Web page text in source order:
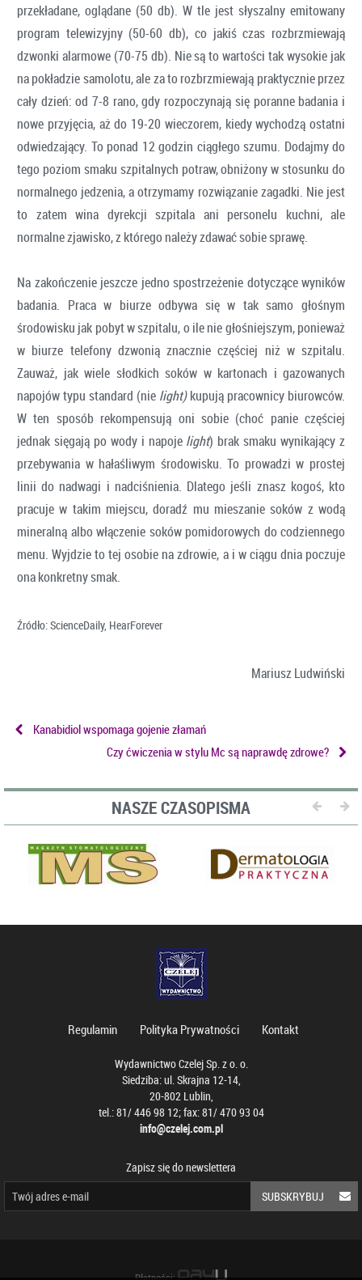
przekładane, oglądane (50 db). W tle jest słyszalny emitowany
program telewizyjny (50-60 db), co jakiś czas rozbrzmiewają
dzwonki alarmowe (70-75 db). Nie są to wartości tak wysokie jak
na pokładzie samolotu, ale za to rozbrzmiewają praktycznie przez
cały dzień: od 7-8 rano, gdy rozpoczynają się poranne badania i
nowe przyjęcia, aż do 19-20 wieczorem, kiedy wychodzą ostatni
odwiedzający. To ponad 12 godzin ciągłego szumu. Dodajmy do
tego poziom smaku szpitalnych potraw, obniżony w stosunku do
normalnego jedzenia, a otrzymamy rozwiązanie zagadki. Nie jest
to zatem wina dyrekcji szpitala ani personelu kuchni, ale
normalne zjawisko, z którego należy zdawać sobie sprawę.
Na zakończenie jeszcze jedno spostrzeżenie dotyczące wyników
badania. Praca w biurze odbywa się w tak samo głośnym
środowisku jak pobyt w szpitalu, o ile nie głośniejszym, ponieważ
w biurze telefony dzwonią znacznie częściej niż w szpitalu.
Zauważ, jak wiele słodkich soków w kartonach i gazowanych
napojów typu standard (nie light)kupują pracownicy biurowców.
W ten sposób rekompensują oni sobie (choć panie częściej
jednak sięgają po wody i napoje light) brak smaku wynikający z
przebywania w hałaśliwym środowisku. To prowadzi w prostej
linii do nadwagi i nadciśnienia. Dlatego jeśli znasz kogoś, kto
pracuje w takim miejscu, doradź mu mieszanie soków z wodą
mineralną albo włączenie soków pomidorowych do codziennego
menu. Wyjdzie to tej osobie na zdrowie, a i w ciągu dnia poczuje
ona konkretny smak.
Źródło: ScienceDaily, HearForever
Mariusz Ludwiński
Kanabidiol wspomaga gojenie złamań
Czy ćwiczenia w stylu Mc są naprawdę zdrowe?
NASZE CZASOPISMA
Regulamin Polityka Prywatności Kontakt
Wydawnictwo Czelej Sp. z o. o.
Siedziba: ul. Skrajna 12-14,
20-802 Lublin,
tel.: 81/ 446 98 12; fax: 81/ 470 93 04
info@czelej.com.pl
Zapisz się do newslettera
SUBSKRYBUJ